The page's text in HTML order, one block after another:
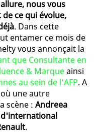
nous vous
ce qui évolue,
. Dans cette
entamer ce mois de
vous annonçait la
que Consultante en
& Marqueainsi
au sein de l'AFP. A
une autre
scène : Andreea
.